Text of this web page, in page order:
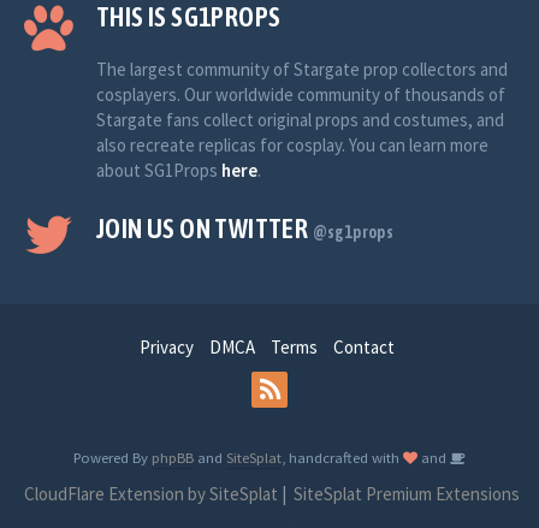
THIS IS SG1PROPS
The largest community of Stargate prop collectors and
cosplayers. Our worldwide community of thousands of
Stargate fans collect original props and costumes, and
also recreate replicas for cosplay. You can learn more
about SG1Props here.
JOIN US ON TWITTER @sg1props
Privacy DMCA Terms Contact
Powered By phpBB and SiteSplat , handcrafted with and
CloudFlare Extension by SiteSplat | SiteSplat Premium Extensions